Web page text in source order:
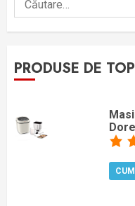
după:
PRODUSE DE TOP